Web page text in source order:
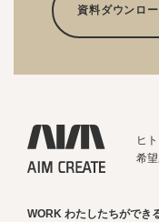
資料ダウンロ
ヒ
希
WORK わたしたちができ